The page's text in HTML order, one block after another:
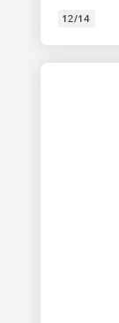
12/14